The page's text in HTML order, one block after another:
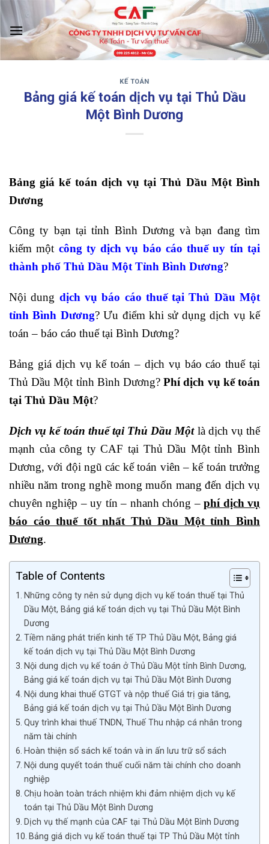
Skip
to
content
‹ ›
KẾ TOÁN
Bảng giá kế toán dịch vụ tại Thủ Dầu
Một Bình Dương
Bảng giá kế toán dịch vụ tại Thủ Dầu Một Bình
Dương
Công ty bạn tại tỉnh Bình Dương và bạn đang tìm
kiếm một công ty dịch vụ báo cáo thuế uy tín tại
thành phố Thủ Dầu Một Tỉnh Bình Dương?
Nội dung dịch vụ báo cáo thuế tại Thủ Dầu Một
tỉnh Bình Dương? Ưu điểm khi sử dụng dịch vụ kế
toán – báo cáo thuế tại Bình Dương?
Bảng giá dịch vụ kế toán – dịch vụ báo cáo thuế tại
Thủ Dầu Một tỉnh Bình Dương?Phí dịch vụ kế toán
tại Thủ Dầu Một?
Dịch vụ kế toán thuế tại Thủ Dầu Một là dịch vụ thế
mạnh của công ty CAF tại Thủ Dầu Một tỉnh Bình
Dương, với đội ngũ các kế toán viên – kế toán trưởng
nhiều năm trong nghề mong muốn mang đến dịch vụ
chuyên nghiệp – uy tín – nhanh chóng –phí dịch vụ
báo cáo thuế tốt nhất Thủ Dầu Một tỉnh Bình
Dương.
Table of Contents
Những công ty nên sử dụng dịch vụ kế toán thuế tại Thủ
Dầu Một, Bảng giá kế toán dịch vụ tại Thủ Dầu Một Bình
Dương
Tiềm năng phát triển kinh tế TP Thủ Dầu Một, Bảng giá
kế toán dịch vụ tại Thủ Dầu Một Bình Dương
Nội dung dịch vụ kế toán ở Thủ Dầu Một tỉnh Bình Dương,
Bảng giá kế toán dịch vụ tại Thủ Dầu Một Bình Dương
Nội dung khai thuế GTGT và nộp thuế Giá trị gia tăng,
Bảng giá kế toán dịch vụ tại Thủ Dầu Một Bình Dương
Quy trình khai thuế TNDN, Thuế Thu nhập cá nhân trong
năm tài chính
Hoàn thiện sổ sách kế toán và in ấn lưu trữ sổ sách
Nội dung quyết toán thuế cuối năm tài chính cho doanh
nghiệp
Chịu hoàn toàn trách nhiệm khi đảm nhiệm dịch vụ kế
toán tại Thủ Dầu Một Bình Dương
Dịch vụ thế mạnh của CAF tại Thủ Dầu Một Bình Dương
Bảng giá dịch vụ kế toán thuế tại TP Thủ Dầu Một tỉnh